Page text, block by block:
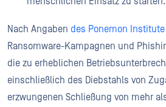
Nach Angaben des Ponemon Institute
Ransomware-Kampagnen und
die zu erheblichen
einschließlich des Diebstahls von
erzwungenen Schließung von mehr